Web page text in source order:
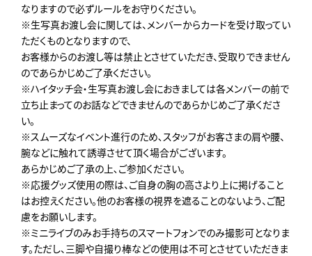
なりますので必ずルールをお守りください。
※生写真お渡し会に関しては、メンバーからカードを受け取ってい
ただくものとなりますので、
お客様からのお渡し等は禁止とさせていただき、受取りできません
のであらかじめご了承ください。
※ハイタッチ会・生写真お渡し会におきましては各メンバーの前で
立ち止まってのお話などできませんのであらかじめご了承くださ
い。
※スムーズなイベント進行のため､スタッフがお客さまの肩や腰、
腕などに触れて誘導させて頂く場合がございます。
あらかじめご了承の上､ご参加ください。
※応援グッズ使用の際は、ご自身の胸の高さより上に掲げること
はお控えください。他のお客様の視界を遮ることのないよう、ご配
慮をお願いします。
※ミニライブのみお手持ちのスマートフォンでのみ撮影可となりま
す。ただし、三脚や自撮り棒などの使用は不可とさせていただきま